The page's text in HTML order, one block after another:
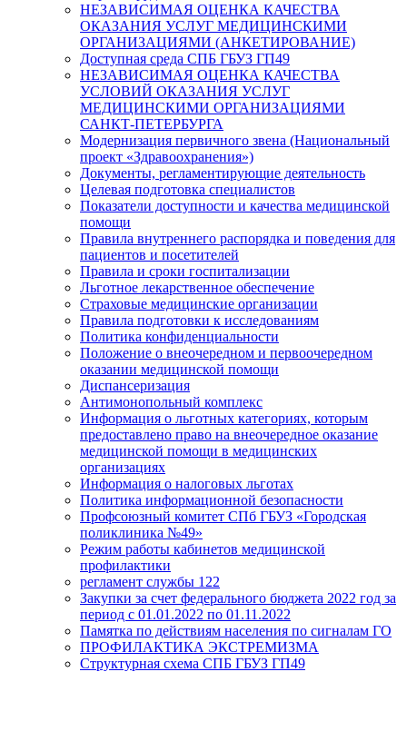
НЕЗАВИСИМАЯ ОЦЕНКА КАЧЕСТВА
ОКАЗАНИЯ УСЛУГ МЕДИЦИНСКИМИ
ОРГАНИЗАЦИЯМИ (АНКЕТИРОВАНИЕ)
Доступная среда СПБ ГБУЗ ГП49
НЕЗАВИСИМАЯ ОЦЕНКА КАЧЕСТВА
УСЛОВИЙ ОКАЗАНИЯ УСЛУГ
МЕДИЦИНСКИМИ ОРГАНИЗАЦИЯМИ
САНКТ-ПЕТЕРБУРГА
Модернизация первичного звена (Национальный
проект «Здравоохранения»)
Документы, регламентирующие деятельность
Целевая подготовка специалистов
Показатели доступности и качества медицинской
помощи
Правила внутреннего распорядка и поведения для
пациентов и посетителей
Правила и сроки госпитализации
Льготное лекарственное обеспечение
Страховые медицинские организации
Правила подготовки к исследованиям
Политика конфиденциальности
Положение о внеочередном и первоочередном
оказании медицинской помощи
Диспансеризация
Антимонопольный комплекс
Информация о льготных категориях, которым
предоставлено право на внеочередное оказание
медицинской помощи в медицинских
организациях
Информация о налоговых льготах
Политика информационной безопасности
Профсоюзный комитет СПб ГБУЗ «Городская
поликлиника №49»
Режим работы кабинетов медицинской
профилактики
регламент службы 122
Закупки за счет федерального бюджета 2022 год за
период с 01.01.2022 по 01.11.2022
Памятка по действиям населения по сигналам ГО
ПРОФИЛАКТИКА ЭКСТРЕМИЗМА
Структурная схема СПБ ГБУЗ ГП49